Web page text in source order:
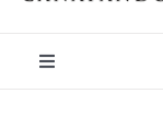
Toggle